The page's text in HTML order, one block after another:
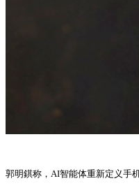
郭明錤称，AI智能体重新定义手